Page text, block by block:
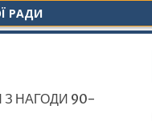
РАДИ
З НАГОДИ 90-